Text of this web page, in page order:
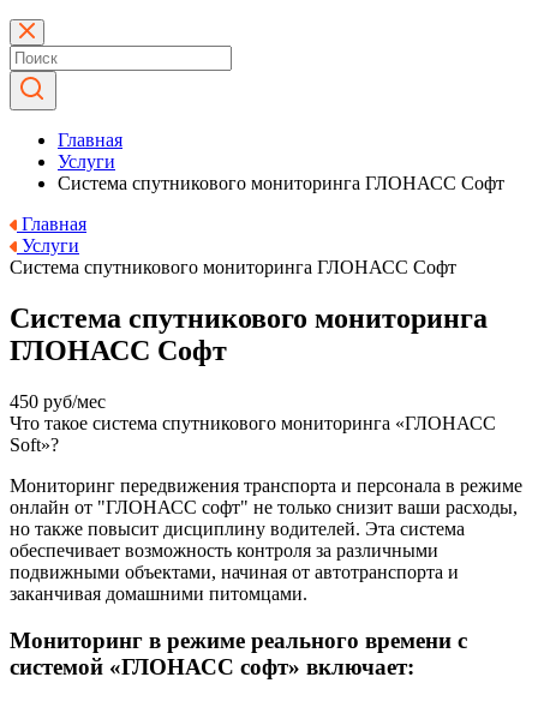
Главная
Услуги
Система спутникового мониторинга ГЛОНАСС Софт
Главная
Услуги
Система спутникового мониторинга ГЛОНАСС Софт
Система спутникового мониторинга
ГЛОНАСС Софт
450 руб/мес
Что такое система спутникового мониторинга «ГЛОНАСС
Soft»?
Мониторинг передвижения транспорта и персонала в режиме
онлайн от "ГЛОНАСС софт" не только снизит ваши расходы,
но также повысит дисциплину водителей. Эта система
обеспечивает возможность контроля за различными
подвижными объектами, начиная от автотранспорта и
заканчивая домашними питомцами.
Мониторинг в режиме реального времени с
системой «ГЛОНАСС софт» включает: